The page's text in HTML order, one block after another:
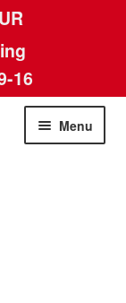
16
Menu